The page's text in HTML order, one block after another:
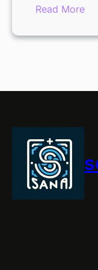
Read More: